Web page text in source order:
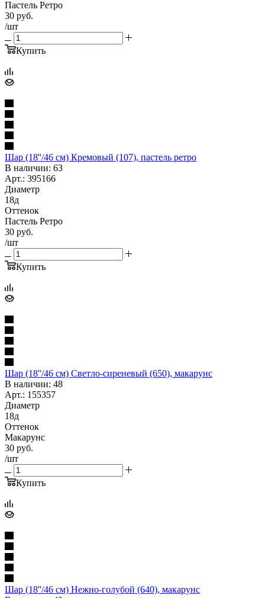
Пастель Ретро
30 руб.
/шт
Купить
Шар (18''/46 см) Кремовый (107), пастель ретро
В наличии: 63
Арт.: 395166
Диаметр
18д
Оттенок
Пастель Ретро
30 руб.
/шт
Купить
Шар (18''/46 см) Светло-сиреневый (650), макарунс
В наличии: 48
Арт.: 155357
Диаметр
18д
Оттенок
Макарунс
30 руб.
/шт
Купить
Шар (18''/46 см) Нежно-голубой (640), макарунс